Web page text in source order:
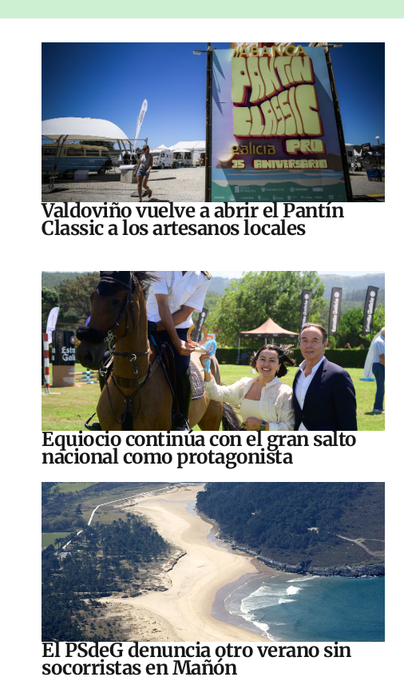
Valdoviño vuelve a abrir el Pantín
Classic a los artesanos locales
Equiocio continúa con el gran salto
nacional como protagonista
El PSdeG denuncia otro verano sin
socorristas en Mañón